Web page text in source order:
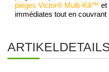
pièges Victor® Multi-Kill™ et
immédiates tout en couvrant